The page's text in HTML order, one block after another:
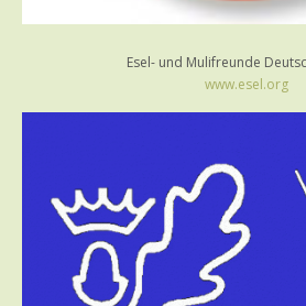
Esel- und Mulifreunde
www.esel.org